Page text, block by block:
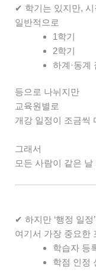
✔ 학기는 있지만,
일반적으로
1학기
2학기
하계·동계
등으로 나뉘지만
교육원별로
개강 일정이 조금씩
그래서
모든 사람이 같은
✔ 하지만 ‘행정 일정
여기서 가장 중요한
학습자 등
학점 인정